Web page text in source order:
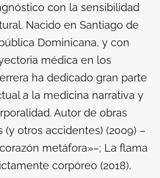
con la sensibilidad
Nacido en Santiago de
Dominicana, y con
médica en los
ha dedicado gran parte
a la medicina narrativa y
Autor de obras
(y otros accidentes) (2009) –
metáfora»–; La flama
corpóreo (2018),